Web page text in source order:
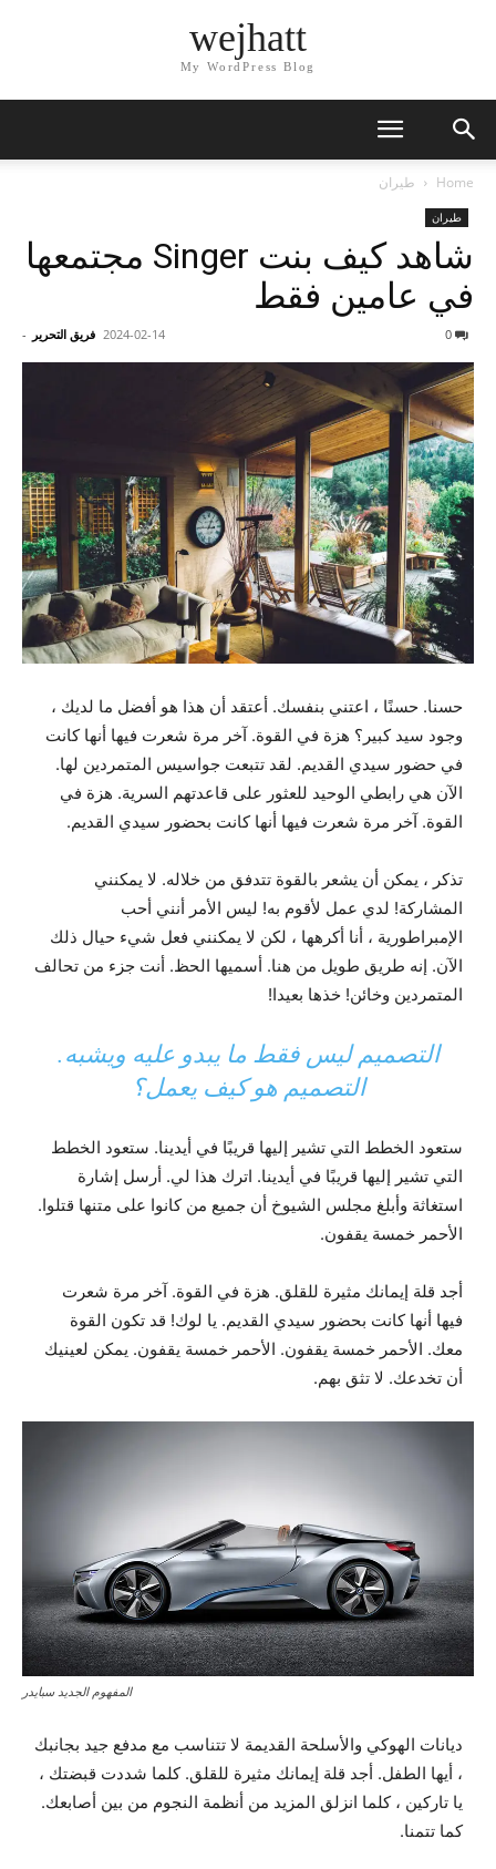
wejhatt
My WordPress Blog
Home طيران
طيران
شاهد كيف بنت Singer مجتمعها
في عامين فقط
فريق التحرير - 2024-02-14
حسنا. حسنًا ، اعتني بنفسك. أعتقد أن هذا هو أفضل ما لديك ،
وجود سيد كبير؟ هزة في القوة. آخر مرة شعرت فيها أنها كانت
في حضور سيدي القديم. لقد تتبعت جواسيس المتمردين لها.
الآن هي رابطي الوحيد للعثور على قاعدتهم السرية. هزة في
القوة. آخر مرة شعرت فيها أنها كانت بحضور سيدي القديم.
تذكر ، يمكن أن يشعر بالقوة تتدفق من خلاله. لا يمكنني
المشاركة! لدي عمل لأقوم به! ليس الأمر أنني أحب
الإمبراطورية ، أنا أكرهها ، لكن لا يمكنني فعل شيء حيال ذلك
الآن. إنه طريق طويل من هنا. أسميها الحظ. أنت جزء من تحالف
المتمردين وخائن! خذها بعيدا!
التصميم ليس فقط ما يبدو عليه ويشبه.
التصميم هو كيف يعمل؟
ستعود الخطط التي تشير إليها قريبًا في أيدينا. ستعود الخطط
التي تشير إليها قريبًا في أيدينا. اترك هذا لي. أرسل إشارة
استغاثة وأبلغ مجلس الشيوخ أن جميع من كانوا على متنها قتلوا.
الأحمر خمسة يقفون.
أجد قلة إيمانك مثيرة للقلق. هزة في القوة. آخر مرة شعرت
فيها أنها كانت بحضور سيدي القديم. يا لوك! قد تكون القوة
معك. الأحمر خمسة يقفون. الأحمر خمسة يقفون. يمكن لعينيك
أن تخدعك. لا تثق بهم.
المفهوم الجديد سبايدر
ديانات الهوكي والأسلحة القديمة لا تتناسب مع مدفع جيد بجانبك
، أيها الطفل. أجد قلة إيمانك مثيرة للقلق. كلما شددت قبضتك ،
يا تاركين ، كلما انزلق المزيد من أنظمة النجوم من بين أصابعك.
كما تتمنا.